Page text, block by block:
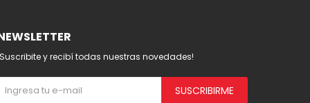
y recibí todas nuestras novedades!
SUSCRIBIRME